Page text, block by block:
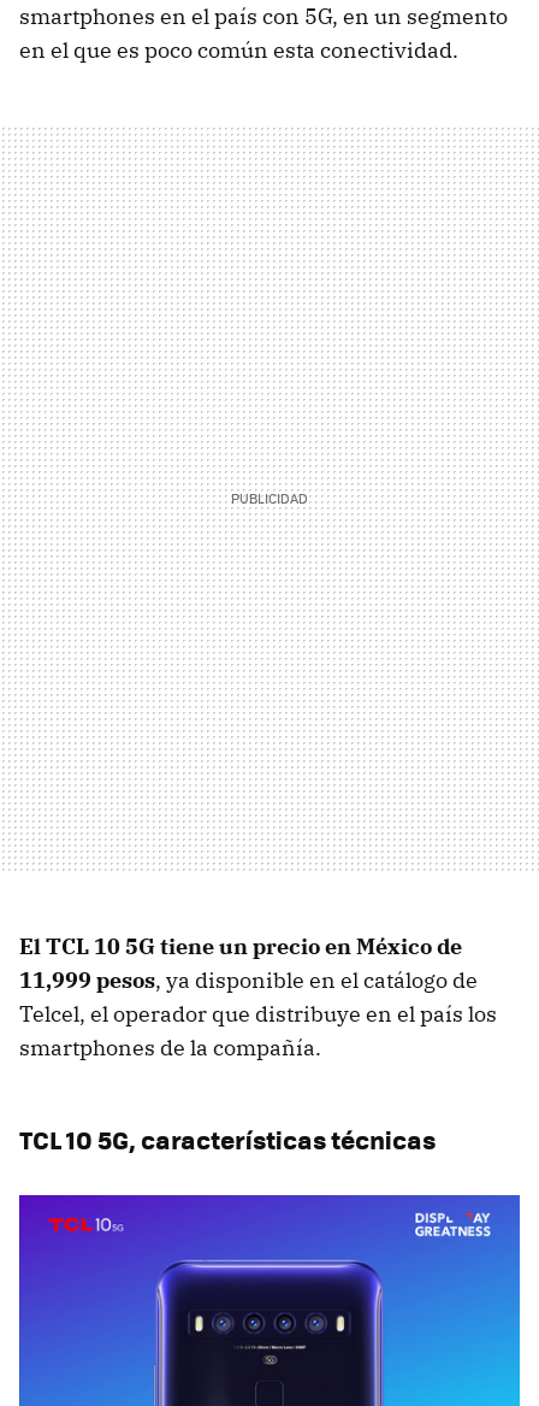
smartphones en el país con 5G, en un segmento
en el que es poco común esta conectividad.
El TCL 10 5G tiene un precio en México de
11,999 pesos, ya disponible en el catálogo de
Telcel, el operador que distribuye en el país los
smartphones de la compañía.
TCL 10 5G, características técnicas